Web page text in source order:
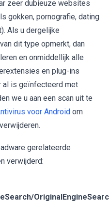
zeer dubieuze websites
gokken, pornografie, dating
Als u dergelijke
dit type opmerkt, dan
en onmiddellijk alle
en plug-ins
al is geïnfecteerd met
we u aan een scan uit te
voor Android om
gerelateerde
verwijderd: